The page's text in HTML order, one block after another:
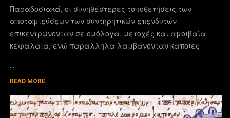
Παραδοσιακά, οι συνηθέστερες τοποθετήσεις των
αποταμιεύσεων των συντηρητικών επενδυτών
επικεντρώνονταν σε ομόλογα, μετοχές και αμοιβαία
κεφάλαια, ενώ παράλληλα λαμβάνονταν κάποιες
READ MORE